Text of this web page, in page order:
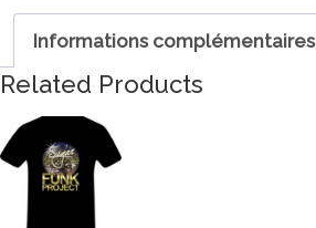
Informations complémentaires
Related Products